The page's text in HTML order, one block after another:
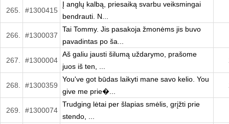
265. #1300415
Į anglų kalbą, priesaiką svarbu veiksmingai
bendrauti. N...
266. #1300037
Tai Tommy. Jis pasakoja žmonėms jis buvo
pavadintas po ša...
267. #1300004
Aš galiu jausti šilumą uždarymo, prašome
juos iš ten, ...
268. #1300359
You've got būdas laikyti mane savo kelio. You
give me prie�...
269. #1300074
Trudging lėtai per šlapias smėlis, grįžti prie
stendo, ...